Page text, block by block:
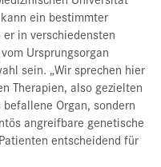
ein bestimmter
in verschiedensten
Ursprungsorgan
sein. „Wir sprechen hier
Therapien, also gezielten
Organ, sondern
angreifbare genetische
entscheidend für